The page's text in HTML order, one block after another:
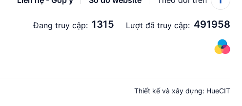
Đang truy cập: 1315 Lượt đã truy cập: 491958
Thiết kế và xây dựng: HueCIT